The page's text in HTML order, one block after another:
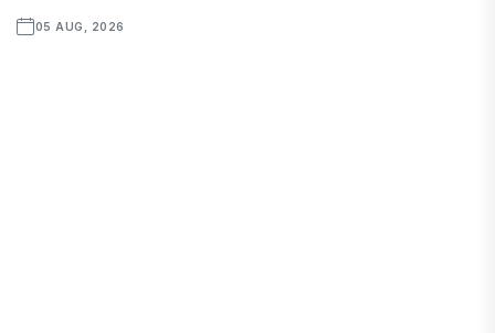
05 AUG, 2026